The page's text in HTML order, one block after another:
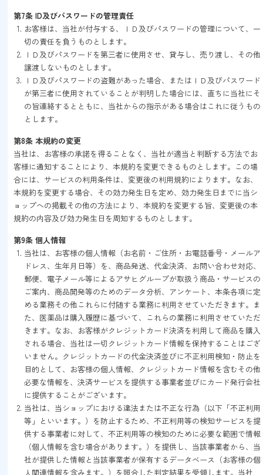
第7条 ID及びパスワードの管理責任
お客様は、当社が付与する、ＩＤ及びパスワードの管理について、一
切の責任を負うものとします。
ＩＤ及びパスワードを第三者に使用させ、貸与し、売り渡し、その他
譲渡しないものとします。
ＩＤ及びパスワードの盗難があった場合、またはＩＤ及びパスワード
が第三者に使用されていることが判明した場合には、直ちに当社にそ
の旨連絡するとともに、当社からの指示がある場合はこれに従うもの
とします。
第8条 本規約の変更
当社は、お客様の承諾を得ることなく、当社が適当と判断する方法でお
客様に通知することにより、本規約を変更できるものとします。この場
合には、サービスの利用条件は、変更後の利用規約によります。なお、
本規約を変更する場合、その効力発生日を定め、効力発生日までに当シ
ョップへの掲載その他の方法により、本規約を変更する旨、変更後の本
規約の内容及び効力発生日を周知するものとします。
第9条 個人情報
当社は、お客様の個人情報（お名前・ご住所・お電話番号・メールア
ドレス、生年月日等）を、商品発送、代金決済、お問い合わせ対応、
郵便、電子メール等によるアサヒグループが取扱う商品・サービスの
ご案内、商品開発等のためのデータ分析、アンケート、本条各項に定
める業務その他これらに付随する業務に利用させていただきます。ま
た、医薬品は購入履歴に基づいて、これらの業務に利用させていただ
きます。なお、お客様がクレジットカード決済を利用して商品を購入
される場合、当社は一切クレジットカード情報を保持することはござ
いません。クレジットカードの代金決済並びに不正利用検知・防止を
目的として、お客様の個人情報、クレジットカード情報を含むその他
必要な情報を、決済サービスを提供する事業者並びにカード発行会社
に提供することがございます。
当社は、当ショップにおける違法または不正な行為（以下「不正利用
等」といいます。）を防止するため、不正利用等の検知サービスを提
供する事業者に対して、不正利用等の検知のために必要な範囲で情報
（個人情報を含む場合があります。）を提供し、当該事業者から、当
社が提供した情報と当該事業者が保有するデータベース（お客様の個
人関連情報を含みます。）を照合した判定結果を受領します。当社